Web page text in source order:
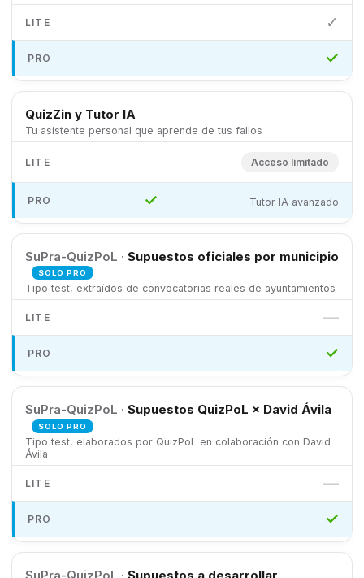
✓
✓
QuizZin y Tutor IA
Tu asistente personal que aprende de tus fallos
Acceso limitado
✓ Tutor IA avanzado
SuPra-QuizPoL · Supuestos oficiales por municipio
SOLO PRO
Tipo test, extraídos de convocatorias reales de ayuntamientos
—
✓
SuPra-QuizPoL · Supuestos QuizPoL × David Ávila
SOLO PRO
Tipo test, elaborados por QuizPoL en colaboración con David
Ávila
—
✓